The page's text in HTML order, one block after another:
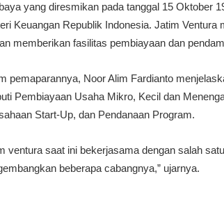
yang diresmikan pada tanggal 15 Oktober
Keuangan Republik Indonesia. Jatim
memberikan fasilitas pembiayaan dan
pemaparannya, Noor Alim Fardianto
Pembiayaan Usaha Mikro, Kecil dan
Start-Up, dan Pendanaan Program.
ventura saat ini bekerjasama dengan salah
beberapa cabangnya,” ujarnya.